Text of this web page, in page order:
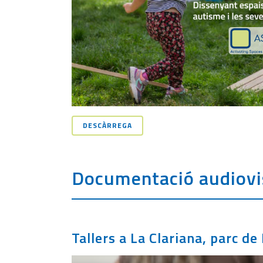
DESCÀRREGA
Documentació
Tallers a La Clariana, parc